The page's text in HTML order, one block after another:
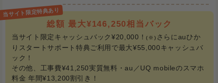
総額 最大¥146,250相当バック
当サイト限定キャッシュバック¥20,000！(※) さらにauひか
りスタートサポート特典ご利用で最大¥55,000キャッシュバ
ック！
その他、工事費¥41,250実質無料・au／UQ mobileのスマホ
料金 年間¥13,200割引き！